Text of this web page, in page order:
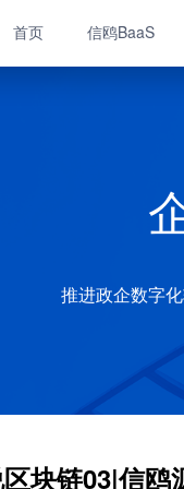
首页 信鸥BaaS
推进政企数字
块链03|信鸥